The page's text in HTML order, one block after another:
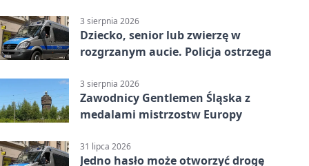
3 sierpnia 2026
Dziecko, senior lub zwierzę w
rozgrzanym aucie. Policja ostrzega
3 sierpnia 2026
Zawodnicy Gentlemen Śląska z
medalami mistrzostw Europy
31 lipca 2026
Jedno hasło może otworzyć drogę